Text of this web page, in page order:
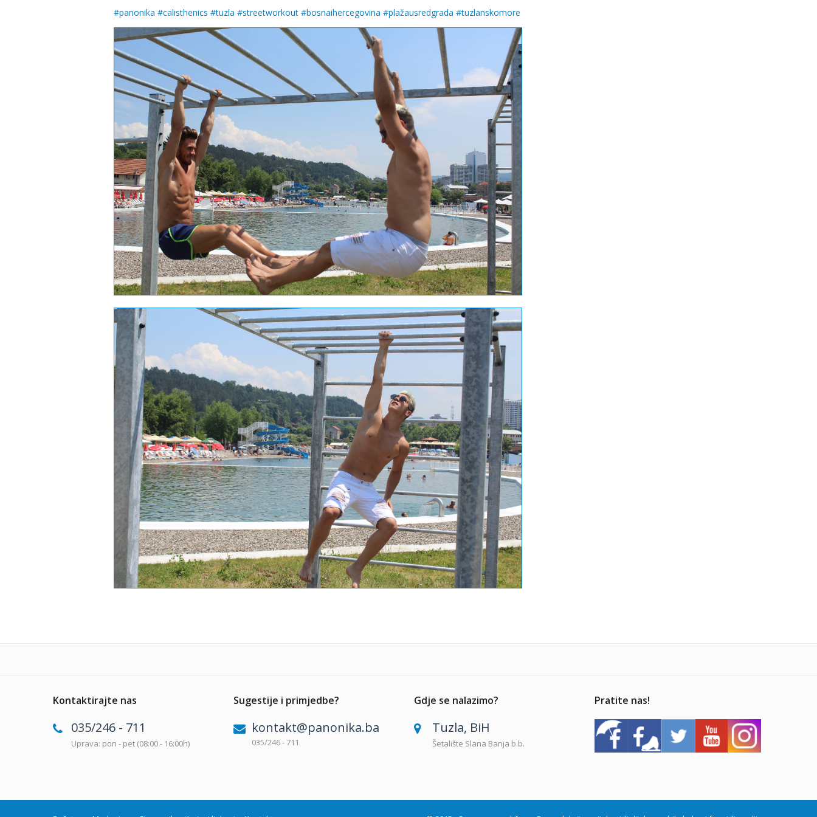
#panonika #calisthenics #tuzla #streetworkout #bosnaihercegovina #plažausredgrada #tuzlanskomore
Kontaktirajte nas
035/246 - 711
Uprava: pon - pet (08:00 - 16:00h)
Sugestije i primjedbe?
kontakt@panonika.ba
035/246 - 711
Gdje se nalazimo?
Tuzla, BiH
Šetalište Slana Banja b.b.
Pratite nas!